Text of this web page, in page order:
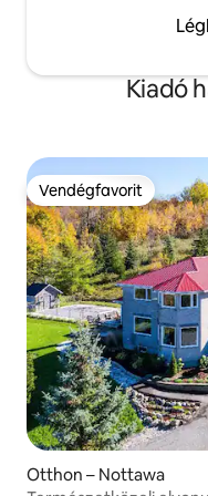
Kiadó
Vendégfavorit
Vendégfavorit
Otthon – Nottawa